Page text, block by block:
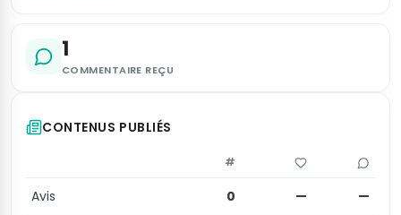
1
COMMENTAIRE REÇU
CONTENUS PUBLIÉS
#
Avis 0 — —